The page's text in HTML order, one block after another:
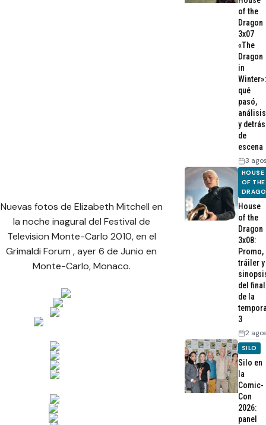
Nuevas fotos de Elizabeth Mitchell en
la noche inagural del Festival de
Television Monte-Carlo 2010, en el
Grimaldi Forum , ayer 6 de Junio en
Monte-Carlo, Monaco.
of the
Dragon
3x07
«The
Dragon
in
Winter»:
qué
pasó,
análisis
y detrás
de
escena
3
HOUSE
OF THE
House
of the
Dragon
3x08:
Promo,
tráiler y
del final
de la
3
2
SILO
Silo en
la
Comic-
Con
2026:
panel